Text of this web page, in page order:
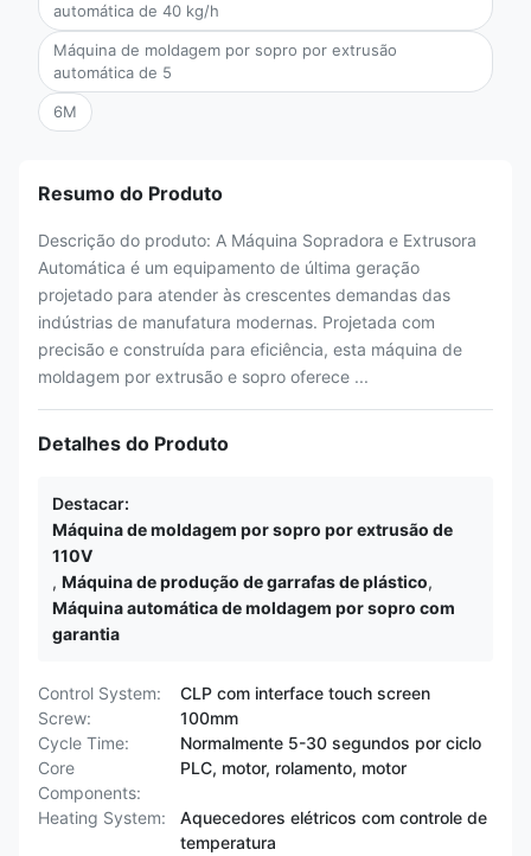
automática de 40 kg/h
Máquina de moldagem por sopro por extrusão
automática de 5
6M
Resumo do Produto
Descrição do produto: A Máquina Sopradora e Extrusora
Automática é um equipamento de última geração
projetado para atender às crescentes demandas das
indústrias de manufatura modernas. Projetada com
precisão e construída para eficiência, esta máquina de
moldagem por extrusão e sopro oferece ...
Detalhes do Produto
Destacar:
Máquina de moldagem por sopro por extrusão de
110V
, Máquina de produção de garrafas de plástico,
Máquina automática de moldagem por sopro com
garantia
Control System:
CLP com interface touch screen
Screw:
100mm
Cycle Time:
Normalmente 5-30 segundos por ciclo
Core
Components:
PLC, motor, rolamento, motor
Heating System:
Aquecedores elétricos com controle de
temperatura